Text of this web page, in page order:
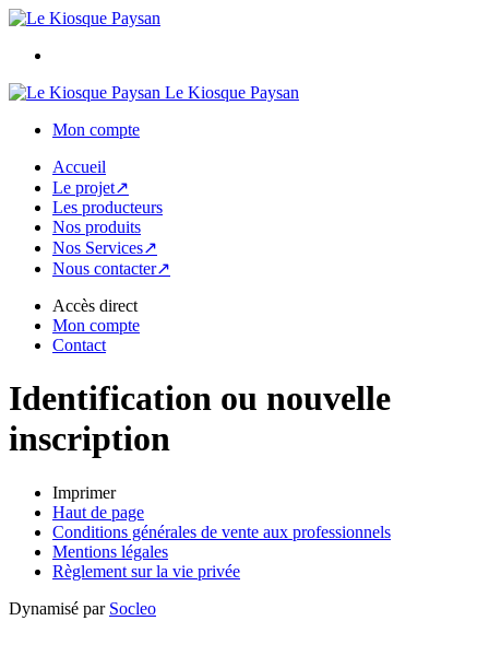
Le Kiosque Paysan
Mon compte
Accueil
Le projet↗
Les producteurs
Nos produits
Nos Services↗
Nous contacter↗
Accès direct
Mon compte
Contact
Identification ou nouvelle
inscription
Imprimer
Haut de page
Conditions générales de vente aux professionnels
Mentions légales
Règlement sur la vie privée
Dynamisé par Socleo